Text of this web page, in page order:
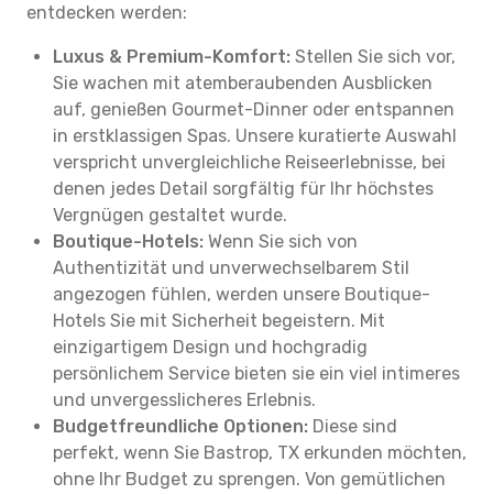
entdecken werden:
Luxus & Premium-Komfort: Stellen Sie sich vor,
Sie wachen mit atemberaubenden Ausblicken
auf, genießen Gourmet-Dinner oder entspannen
in erstklassigen Spas. Unsere kuratierte Auswahl
verspricht unvergleichliche Reiseerlebnisse, bei
denen jedes Detail sorgfältig für Ihr höchstes
Vergnügen gestaltet wurde.
Boutique-Hotels: Wenn Sie sich von
Authentizität und unverwechselbarem Stil
angezogen fühlen, werden unsere Boutique-
Hotels Sie mit Sicherheit begeistern. Mit
einzigartigem Design und hochgradig
persönlichem Service bieten sie ein viel intimeres
und unvergesslicheres Erlebnis.
Budgetfreundliche Optionen: Diese sind
perfekt, wenn Sie Bastrop, TX erkunden möchten,
ohne Ihr Budget zu sprengen. Von gemütlichen